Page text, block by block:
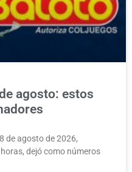
agosto: estos
de agosto de 2026,
dejó como números